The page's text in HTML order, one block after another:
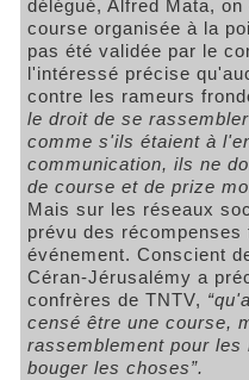
délégué, Alfred Mata,
course organisée à la
pas été validée par le
l'intéressé précise
contre les rameurs
le droit de se
comme s'ils étaient à
communication, ils ne
de course et de prize
Mais sur les réseaux
prévu des
événement. Conscient
Céran-Jérusalémy a
confrères de TNTV,
censé être une course,
rassemblement pour
bouger les choses”.